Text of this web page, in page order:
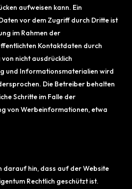
aufweisen kann. Ein
vor dem Zugriff durch Dritte ist
im Rahmen der
Kontaktdaten durch
nicht ausdrücklich
und Informationsmaterialien wird
Die Betreiber behalten
Schritte im Falle der
von Werbeinformationen, etwa
darauf hin, dass auf der Website
Rechtlich geschützt ist.